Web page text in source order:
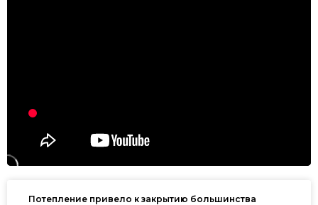
Потепление привело к закрытию большинства